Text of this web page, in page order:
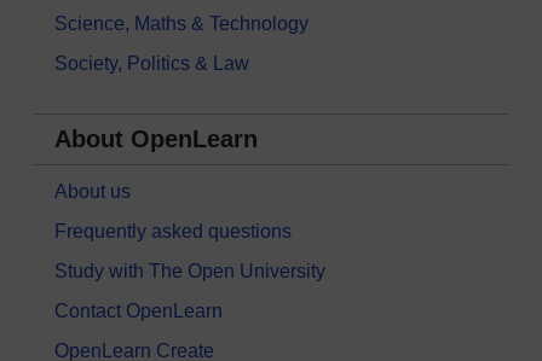
Science, Maths & Technology
Society, Politics & Law
About OpenLearn
About us
Frequently asked questions
Study with The Open University
Contact OpenLearn
OpenLearn Create